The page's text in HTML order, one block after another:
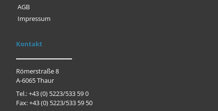
AGB
Impressum
Kontakt
Römerstraße 8
A-6065 Thaur
Tel.: +43 (0) 5223/533 59 0
Fax: +43 (0) 5223/533 59 50